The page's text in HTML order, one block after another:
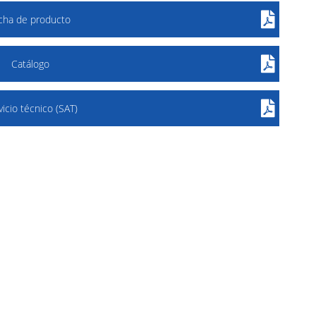
de producto
Catálogo
técnico (SAT)